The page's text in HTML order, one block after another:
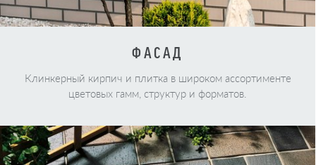
ФАСАД
Клинкерный кирпич и плитка в широком ассортименте
цветовых гамм, структур и форматов.